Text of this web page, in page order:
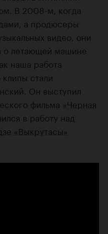
В 2008-м, когда
а продюсеры
видео, они
о летающей машине
наша работа
стали
Он выступил
фильма «Черная
в работу над
«Выкрутасы»